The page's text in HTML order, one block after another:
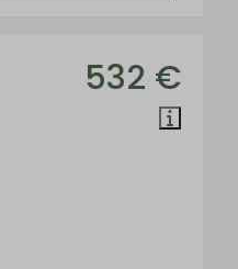
532 €